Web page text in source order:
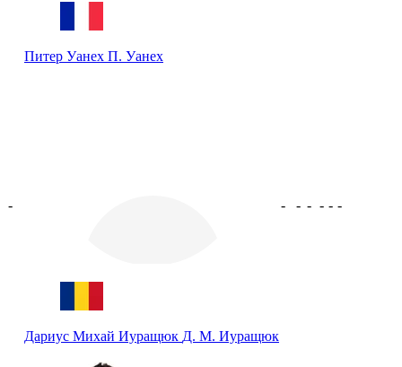
Питер Уанех П. Уанех
-
Дариус Михай Иуращюк Д. М. Иуращюк
- - - - - -